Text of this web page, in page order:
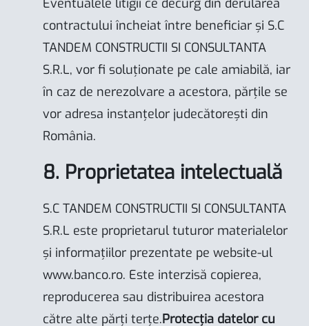
Eventualele litigii ce decurg din derularea
contractului încheiat între beneficiar și S.C
TANDEM CONSTRUCTII SI CONSULTANTA
S.R.L, vor fi soluționate pe cale amiabilă, iar
în caz de nerezolvare a acestora, părțile se
vor adresa instanțelor judecătorești din
România.
8. Proprietatea intelectuală
S.C TANDEM CONSTRUCTII SI CONSULTANTA
S.R.L este proprietarul tuturor materialelor
și informațiilor prezentate pe website-ul
www.banco.ro. Este interzisă copierea,
reproducerea sau distribuirea acestora
către alte părți terțe.Protecția datelor cu